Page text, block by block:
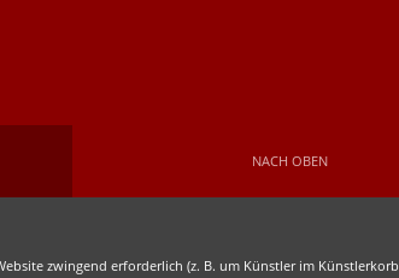
NACH OBEN
zwingend erforderlich (z. B. um Künstler im